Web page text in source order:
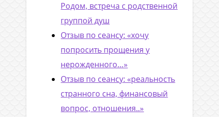
Родом, встреча с родственной
группой душ
Отзыв по сеансу: «хочу
попросить прощения у
нерожденного…»
Отзыв по сеансу: «реальность
странного сна, финансовый
вопрос, отношения..»